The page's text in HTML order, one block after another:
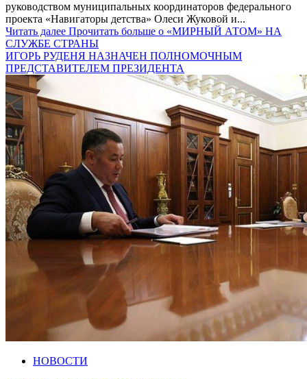
руководством муниципальных координаторов федерального
проекта «Навигаторы детства» Олеси Жуковой и...
Читать далее Прочитать больше о «МИРНЫЙ АТОМ» НА
СЛУЖБЕ СТРАНЫ
ИГОРЬ РУДЕНЯ НАЗНАЧЕН ПОЛНОМОЧНЫМ
ПРЕДСТАВИТЕЛЕМ ПРЕЗИДЕНТА
НОВОСТИ